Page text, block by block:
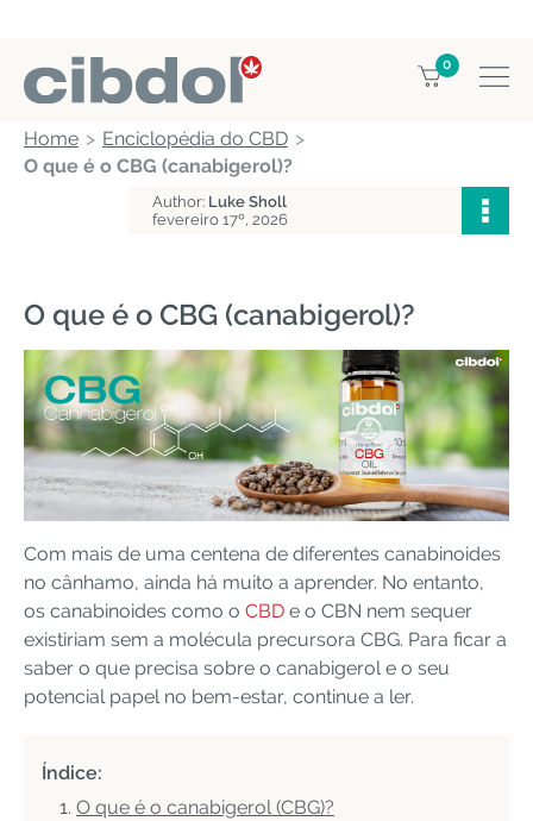
0
Home
Enciclopédia do CBD
O que é o CBG (canabigerol)?
Author: Luke Sholl
fevereiro 17º, 2026
O que é o CBG (canabigerol)?
Com mais de uma centena de diferentes canabinoides
no cânhamo, ainda há muito a aprender. No entanto,
os canabinoides como o CBD e o CBN nem sequer
existiriam sem a molécula precursora CBG. Para ficar a
saber o que precisa sobre o canabigerol e o seu
potencial papel no bem-estar, continue a ler.
Índice:
O que é o canabigerol (CBG)?